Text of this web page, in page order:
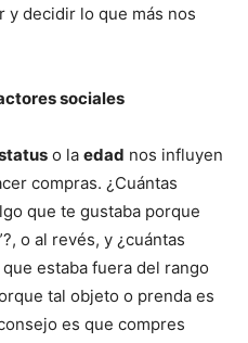
y decidir lo que más nos
sociales
o la edad nos influyen
compras. ¿Cuántas
que te gustaba porque
o al revés, y ¿cuántas
estaba fuera del rango
tal objeto o prenda es
es que compres